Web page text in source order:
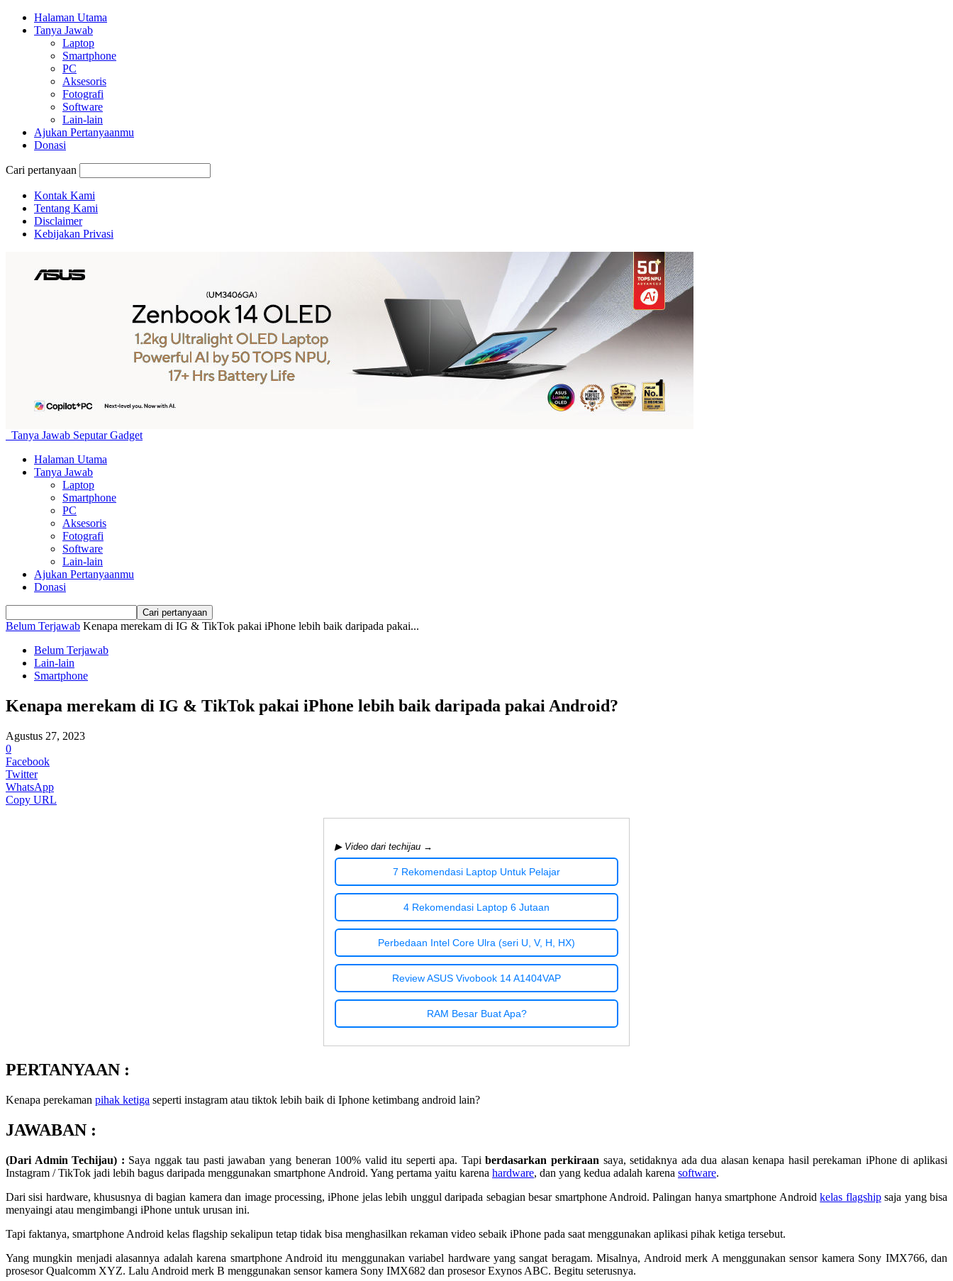
Halaman Utama
Tanya Jawab
Laptop
Smartphone
PC
Aksesoris
Fotografi
Software
Lain-lain
Ajukan Pertanyaanmu
Donasi
Cari pertanyaan
Kontak Kami
Tentang Kami
Disclaimer
Kebijakan Privasi
Tanya Jawab Seputar Gadget
Halaman Utama
Tanya Jawab
Laptop
Smartphone
PC
Aksesoris
Fotografi
Software
Lain-lain
Ajukan Pertanyaanmu
Donasi
Belum Terjawab Kenapa merekam di IG & TikTok pakai iPhone lebih baik daripada pakai...
Belum Terjawab
Lain-lain
Smartphone
Kenapa merekam di IG & TikTok pakai iPhone lebih baik daripada pakai Android?
Agustus 27, 2023
0
Facebook
Twitter
WhatsApp
Copy URL
▶ Video dari techijau →
7 Rekomendasi Laptop Untuk Pelajar
4 Rekomendasi Laptop 6 Jutaan
Perbedaan Intel Core Ulra (seri U, V, H, HX)
Review ASUS Vivobook 14 A1404VAP
RAM Besar Buat Apa?
PERTANYAAN :
Kenapa perekaman pihak ketiga seperti instagram atau tiktok lebih baik di Iphone ketimbang android lain?
JAWABAN :
(Dari Admin Techijau) : Saya nggak tau pasti jawaban yang beneran 100% valid itu seperti apa. Tapiberdasarkan perkiraan saya, setidaknya ada dua alasan kenapa hasil perekaman iPhone di aplikasi
Instagram / TikTok jadi lebih bagus daripada menggunakan smartphone Android. Yang pertama yaitu karena hardware, dan yang kedua adalah karena software.
Dari sisi hardware, khususnya di bagian kamera dan image processing, iPhone jelas lebih unggul daripada sebagian besar smartphone Android. Palingan hanya smartphone Androidkelas flagshipsaja yang bisa
menyaingi atau mengimbangi iPhone untuk urusan ini.
Tapi faktanya, smartphone Android kelas flagship sekalipun tetap tidak bisa menghasilkan rekaman video sebaik iPhone pada saat menggunakan aplikasi pihak ketiga tersebut.
Yang mungkin menjadi alasannya adalah karena smartphone Android itu menggunakan variabel hardware yang sangat beragam. Misalnya, Android merk A menggunakan sensor kamera Sony IMX766, dan
prosesor Qualcomm XYZ. Lalu Android merk B menggunakan sensor kamera Sony IMX682 dan prosesor Exynos ABC. Begitu seterusnya.